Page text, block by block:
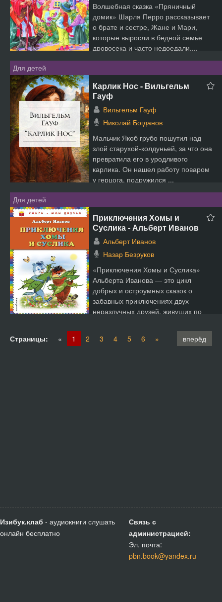
Волшебная сказка «Пряничный
домик» Шарля Перро рассказывает
о брате и сестре, Жане и Мари,
которые выросли в бедной семье
дровосека и часто недоедали....
Для детей
Карлик Нос - Вильгельм
Гауф
Вильгельм Гауф
Николай Богданов
Мальчик Якоб грубо пошутил над
злой старухой-колдуньей, за что она
превратила его в уродливого
карлика. Он нашел работу поваром
у герцога, подружился ...
Для детей
Приключения Хомы и
Суслика - Альберт Иванов
Альберт Иванов
Назар Безруков
«Приключения Хомы и Суслика»
Альберта Иванова — это цикл
добрых и остроумных сказок о
забавных приключениях двух
неразлучных друзей, живущих по
вперёд
Страницы: « 1 2 3 4 5 6 »
Изибук.клаб - аудиокниги слушать
онлайн бесплатно
Связь с
администрацией:
Эл. почта:
pbn.book@yandex.ru